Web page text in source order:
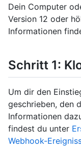
Dein Computer
Version 12 oder
Informationen
Schritt 1:
Um dir den
geschrieben, den
Informationen
findest du unter
Webhook-